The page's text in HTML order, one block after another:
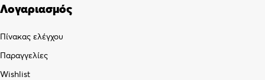
Λογαριασμός
Πίνακας ελέγχου
Παραγγελίες
Wishlist